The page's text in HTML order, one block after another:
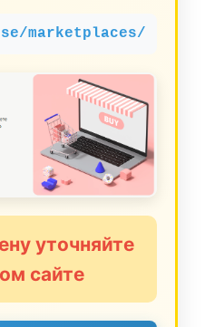
marketplaces/
уточняйте
сайте